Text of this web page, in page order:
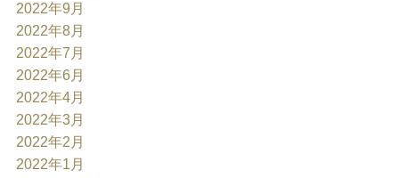
2022年9月
2022年8月
2022年7月
2022年6月
2022年4月
2022年3月
2022年2月
2022年1月